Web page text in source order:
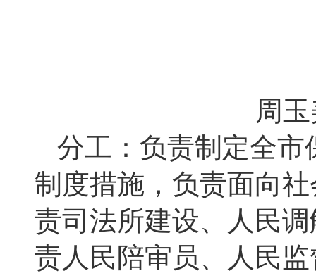
周
分工：负责制定全
制度措施，负责面向
责司法所建设、人民
责人民陪审员、人民